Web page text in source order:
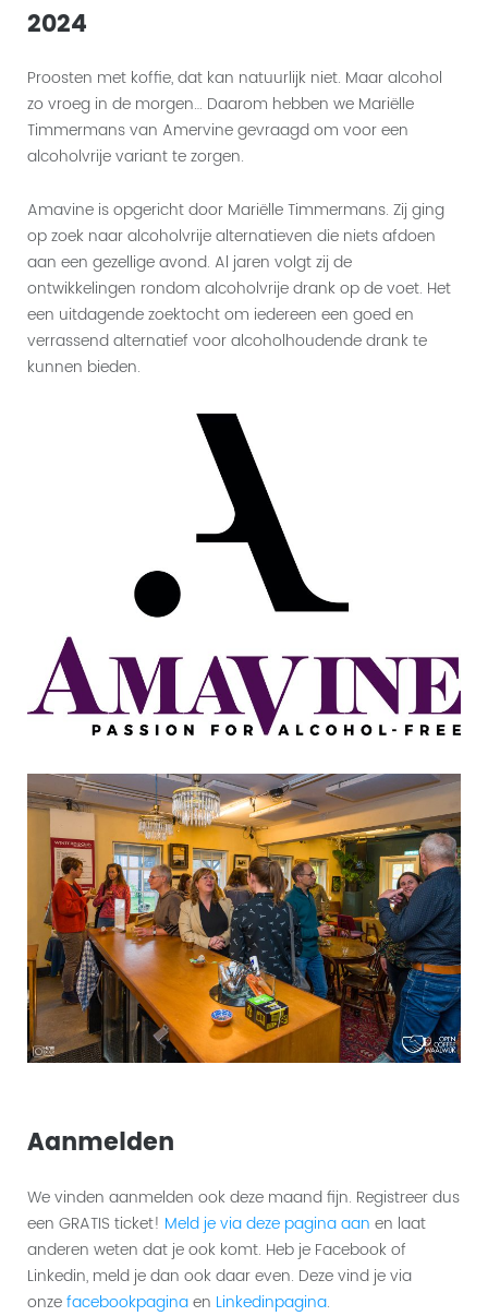
2024
Proosten met koffie, dat kan natuurlijk niet. Maar alcohol
zo vroeg in de morgen… Daarom hebben we Mariëlle
Timmermans van Amervine gevraagd om voor een
alcoholvrije variant te zorgen.
Amavine is opgericht door Mariëlle Timmermans. Zij ging
op zoek naar alcoholvrije alternatieven die niets afdoen
aan een gezellige avond. Al jaren volgt zij de
ontwikkelingen rondom alcoholvrije drank op de voet. Het
een uitdagende zoektocht om iedereen een goed en
verrassend alternatief voor alcoholhoudende drank te
kunnen bieden.
Aanmelden
We vinden aanmelden ook deze maand fijn. Registreer dus
een GRATIS ticket! Meld je via deze pagina aan en laat
anderen weten dat je ook komt. Heb je Facebook of
Linkedin, meld je dan ook daar even. Deze vind je via
onzefacebookpaginaen Linkedinpagina.